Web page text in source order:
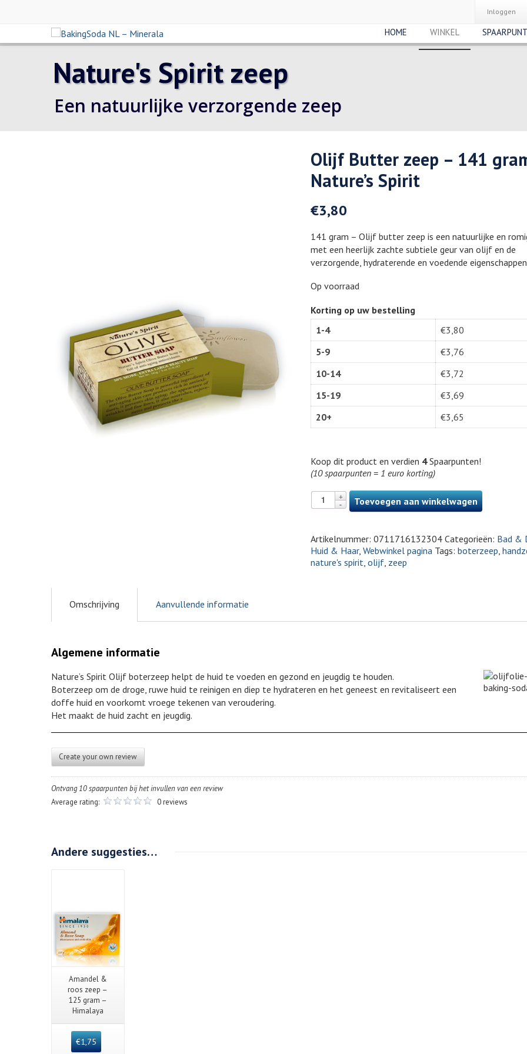
Inloggen
HOME WINKEL
Nature's Spirit zeep
Een natuurlijke verzorgende zeep
Olijf Butter zeep – 141
Nature’s Spirit
€3,80
141 gram – Olijf butter zeep is een natuurlijke en
met een heerlijk zachte subtiele geur van olijf en de
verzorgende, hydraterende en voedende
Op voorraad
Korting op uw bestelling
1-4
€3,80
5-9
€3,76
10-14
€3,72
15-19
€3,69
20+
€3,65
Koop dit product en verdien 4Spaarpunten!
(10 spaarpunten = 1 euro korting)
Toevoegen aan winkelwagen
Artikelnummer:0711716132304 Categorieën: Bad &
Huid & Haar,Webwinkel pagina Tags:boterzeep,
nature's spirit,olijf, zeep
Omschrijving Aanvullende informatie
Algemene informatie
Nature’s Spirit Olijf boterzeep helpt de huid te voeden en gezond en jeugdig te houden.
Boterzeep om de droge, ruwe huid te reinigen en diep te hydrateren en het geneest en revitaliseert een
doffe huid en voorkomt vroege tekenen van veroudering.
Het maakt de huid zacht en jeugdig.
Create your own review
Ontvang 10 spaarpunten bij het invullen van een review
Average rating:
0 reviews
Andere suggesties…
Details
Quick View
Amandel &
roos zeep –
125 gram –
Himalaya
€1,75